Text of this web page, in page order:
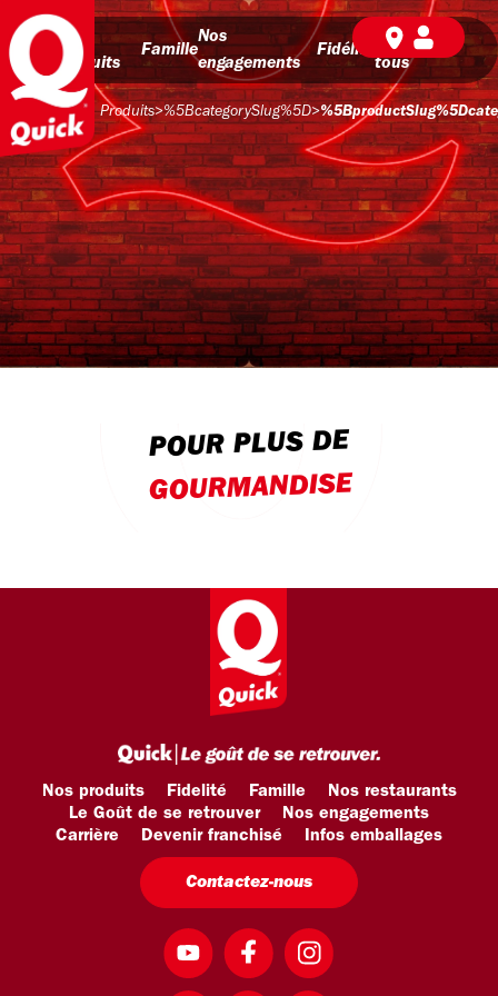
Nos
produits
Famille
Nos
engagements
Fidélité
BD pour
tous
Produits>%5BcategorySlug%5D>
POUR PLUS DE
GOURMANDISE
Nos produits Fidelité Famille
Nos restaurants
Le Goût de se retrouver
Nos engagements
Carrière
Devenir franchisé Infos emballages
Contactez-nous